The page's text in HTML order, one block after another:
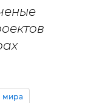
мира